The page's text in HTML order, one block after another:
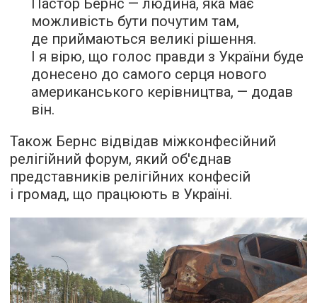
Пастор Бернс — людина, яка має
можливість бути почутим там,
де приймаються великі рішення.
І я вірю, що голос правди з України буде
донесено до самого серця нового
американського керівництва, — додав
він.
Також Бернс відвідав міжконфесійний
релігійний форум, який об'єднав
представників релігійних конфесій
і громад, що працюють в Україні.